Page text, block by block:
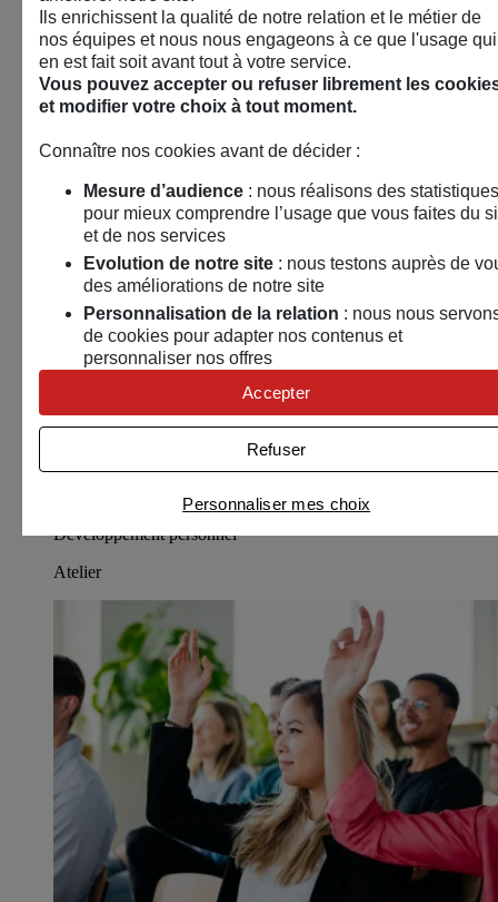
Associations, collectivités, entreprises :
rencontrons-nous !​
Développement personnel
Atelier
Ils enrichissent la qualité de notre relation et le métier de
nos équipes et nous nous engageons à ce que l'usage qui
en est fait soit avant tout à votre service.
Vous pouvez accepter ou refuser librement les
et modifier votre choix à tout moment.
Connaître nos cookies avant de décider :
Mesure d’audience : nous réalisons des statistiques
pour mieux comprendre l’usage que vous faites du
et de nos services
Evolution de notre site : nous testons auprès de
des améliorations de notre site
Personnalisation de la relation : nous nous
de cookies pour adapter nos contenus et
personnaliser nos offres
Univers publicitaire: nous utilisons avec nos
partenaires des cookies pour afficher des publicités
personnalisées
Connaître notre politique cookies et la liste de nos
Personnaliser mes choix
Refuser
Accepter